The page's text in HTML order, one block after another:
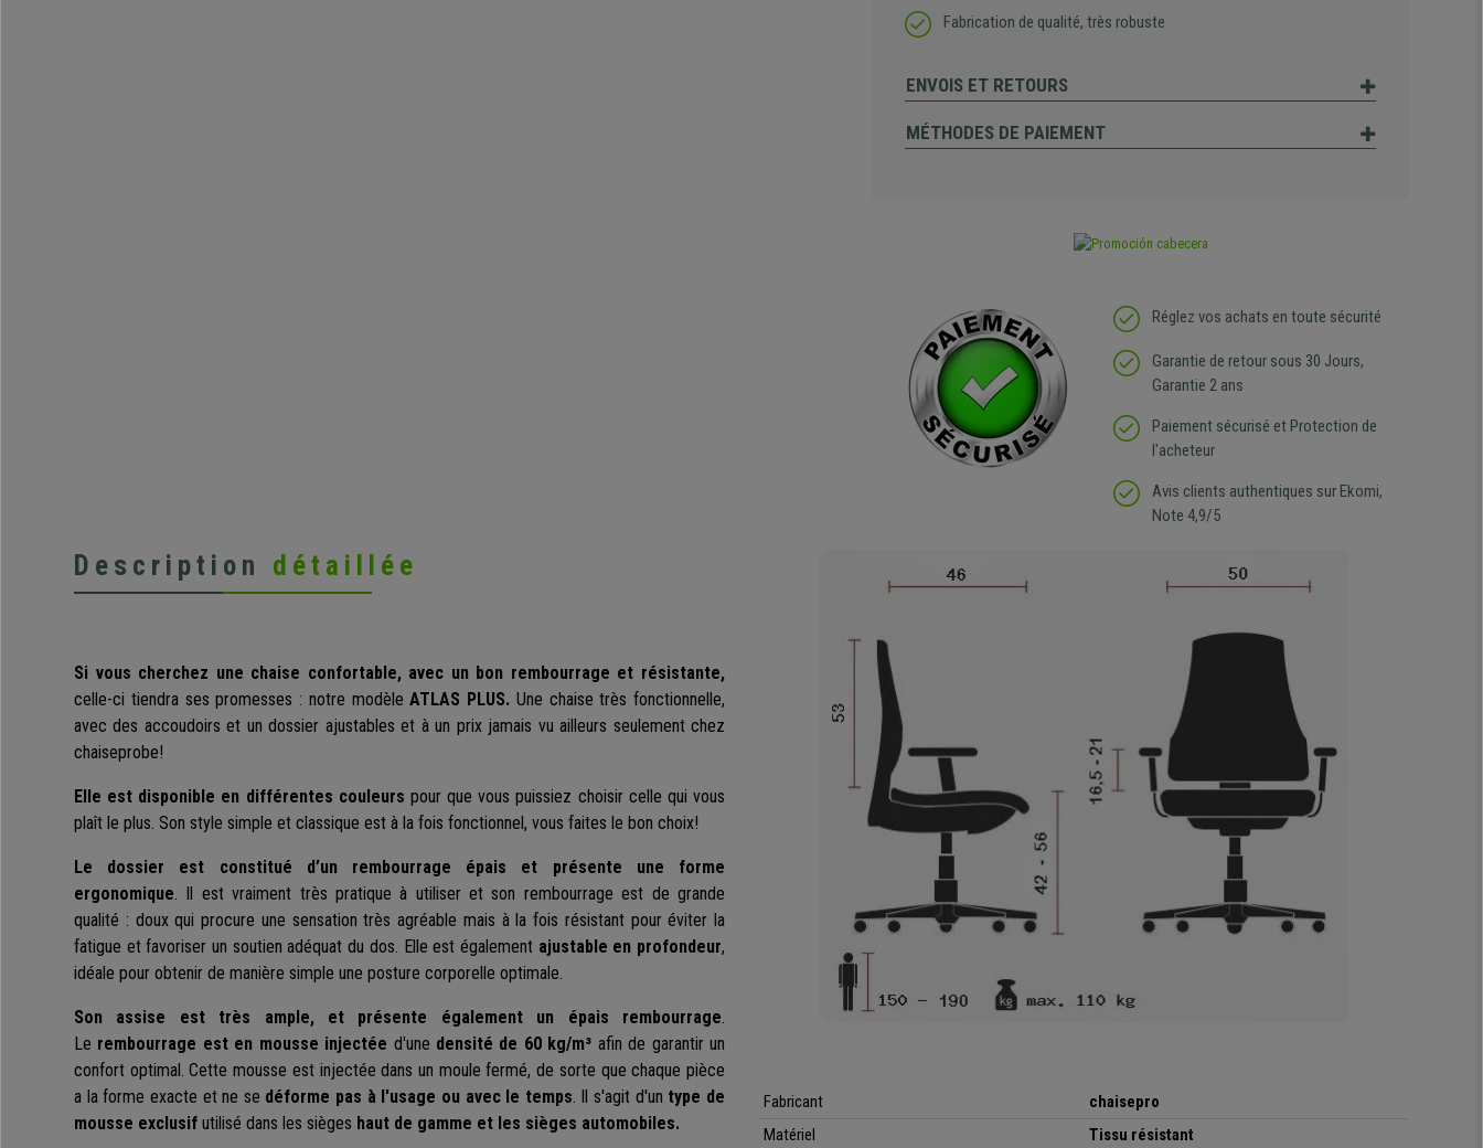
Fabrication de qualité, très robuste
ENVOIS ET RETOURS
MÉTHODES DE PAIEMENT
Réglez vos achats en toute sécurité
Garantie de retour sous 30 Jours,
Garantie 2 ans
Paiement sécurisé et Protection de
l'acheteur
Avis clients authentiques sur Ekomi,
Note 4,9/5
Description détaillée
Si vous cherchez une chaise confortable, avec un bon rembourrage et résistante,
celle-ci tiendra ses promesses : notre modèleATLAS PLUS. Une chaise très fonctionnelle,
avec des accoudoirs et un dossier ajustables et à un prix jamais vu ailleurs seulement chez
chaiseprobe!
Elle est disponible en différentes couleurs pour que vous puissiez choisir celle qui vous
plaît le plus. Son style simple et classique est à la fois fonctionnel, vous faites le bon choix!
Le dossier est constitué d’un rembourrage épais et présente une forme
ergonomique. Il est vraiment très pratique à utiliser et son rembourrage est de grande
qualité : doux qui procure une sensation très agréable mais à la fois résistant pour éviter la
fatigue et favoriser un soutien adéquat du dos. Elle est également ajustable en profondeur,
idéale pour obtenir de manière simple une posture corporelle optimale.
Son assise est très ample, et présente également un épais rembourrage.
Le rembourrage est en mousse injectée d'une densité de 60 kg/m³ afin de garantir un
confort optimal. Cette mousse est injectée dans un moule fermé, de sorte que chaque pièce
a la forme exacte et ne se déforme pas à l'usage ou avec le temps. Il s'agit d'un type de
mousse exclusif utilisé dans les sièges haut de gamme et les sièges automobiles.
Fabricant
chaisepro
Matériel
Tissu résistant